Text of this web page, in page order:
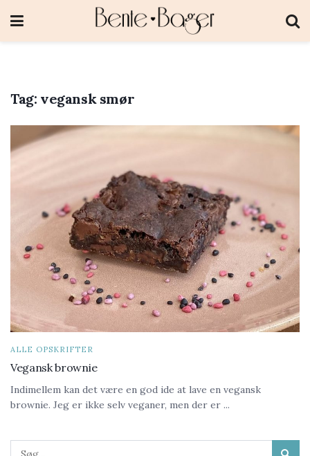
Tag: vegansk smør
ALLE OPSKRIFTER
Vegansk brownie
Indimellem kan det være en god ide at lave en vegansk
brownie. Jeg er ikke selv veganer, men der er ...